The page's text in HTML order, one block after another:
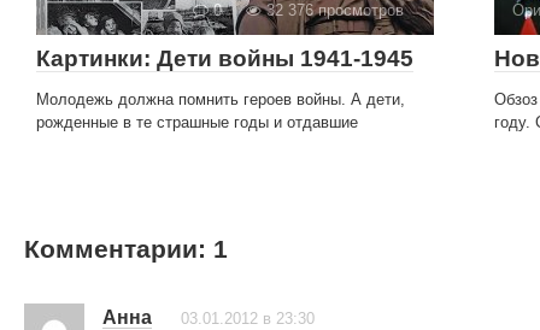
0
32 376 просмотров
Картинки: Дети войны 1941-1945
Молодежь должна помнить героев войны. А дети,
рожденные в те страшные годы и отдавшие
году.
Комментарии: 1
Анна 03.01.2012 в 23:30